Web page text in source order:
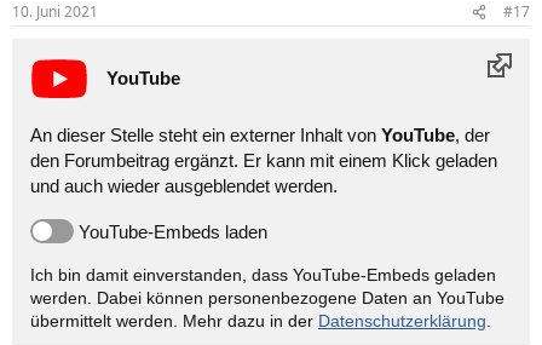
10. Juni 2021 #17
YouTube
An dieser Stelle steht ein externer Inhalt von YouTube, der
den Forumbeitrag ergänzt. Er kann mit einem Klick geladen
und auch wieder ausgeblendet werden.
YouTube-Embeds laden
Ich bin damit einverstanden, dass YouTube-Embeds geladen
werden. Dabei können personen­bezogene Daten an YouTube
übermittelt werden. Mehr dazu in der Datenschutzerklärung